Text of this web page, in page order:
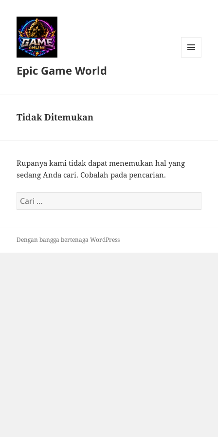
Epic Game World
Tidak Ditemukan
Rupanya kami tidak dapat menemukan hal yang
sedang Anda cari. Cobalah pada pencarian.
Cari
untuk:
Dengan bangga bertenaga WordPress